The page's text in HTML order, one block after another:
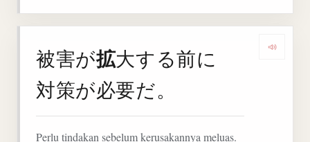
被害が拡大する前に
対策が必要だ。
Perlu tindakan sebelum kerusakannya meluas.